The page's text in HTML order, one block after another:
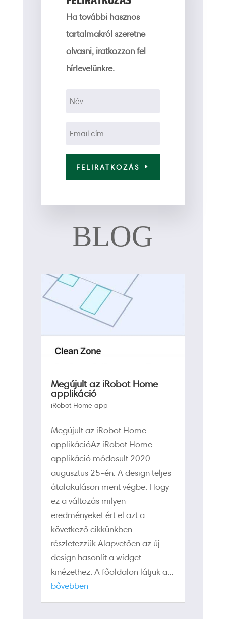
Ha további hasznos
tartalmakról szeretne
olvasni, iratkozzon fel
hírlevelünkre.
FELIRATKOZÁS
BLOG
Megújult az iRobot Home
applikáció
iRobot Home app
Megújult az iRobot Home
applikációAz iRobot Home
applikáció módosult 2020
augusztus 25-én. A design teljes
átalakuláson ment végbe. Hogy
ez a változás milyen
eredményeket ért el azt a
következő cikkünkben
részletezzük.Alapvetően az új
design hasonlít a widget
kinézethez. A főoldalon látjuk a...
bővebben